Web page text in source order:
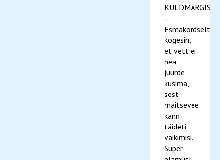
KULDMÄRGIS
-
Esmakordselt
kogesin,
et vett ei
pea
juurde
küsima,
sest
maitsevee
kann
täideti
vaikimisi.
Super